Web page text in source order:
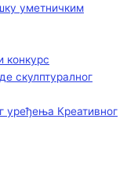
уметничким
конкурс
скулптуралног
уређења Креативног